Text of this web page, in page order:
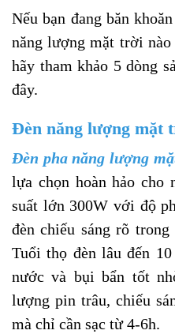
Nếu bạn đang băn
năng lượng mặt trời
hãy tham khảo 5 dòng
đây.
Đèn năng lượng mặt
Đèn pha năng lượng
lựa chọn hoàn hảo cho
suất lớn 300W với độ
đèn chiếu sáng rõ
Tuổi thọ đèn lâu đến
nước và bụi bẩn tốt
lượng pin trâu, chiếu
mà chỉ cần sạc từ 4-6h.